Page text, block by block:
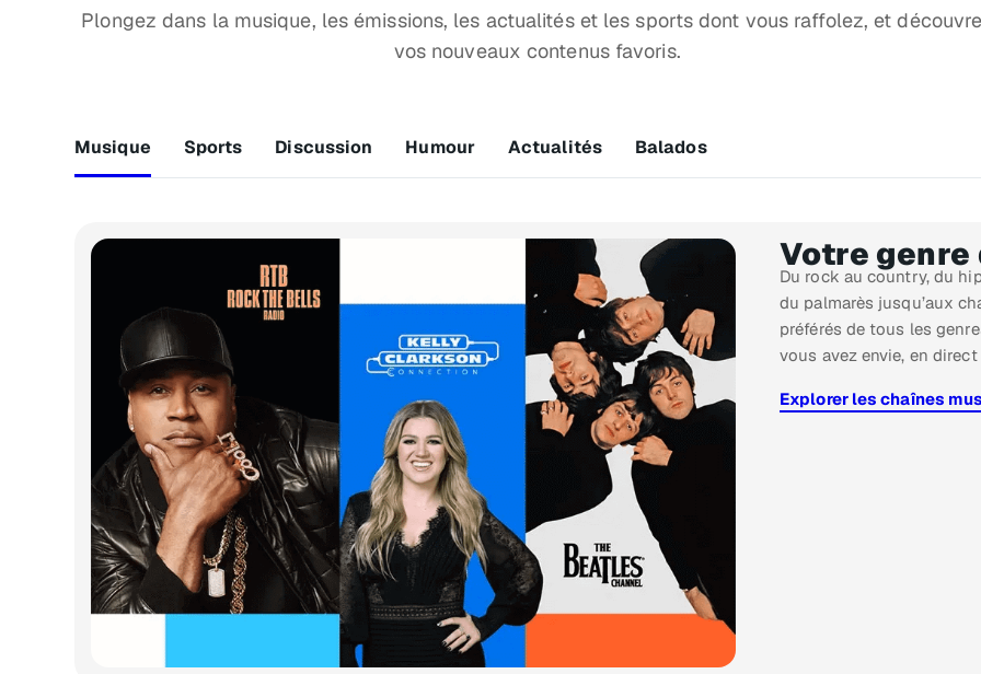
Plongez dans la musique, les émissions, les actualités et les sports dont vous raffolez, et
vos nouveaux contenus favoris.
Musique Sports Discussion Humour Actualités Balados
Votre genre
Du rock au country, du
du palmarès jusqu’aux
préférés de tous les
vous avez envie, en
Explorer les chaînes